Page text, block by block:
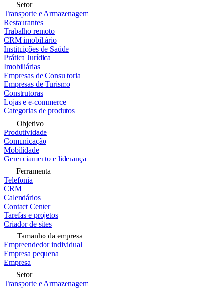
Setor
Transporte e Armazenagem
Restaurantes
Trabalho remoto
CRM imobiliário
Instituições de Saúde
Prática Jurídica
Imobiliárias
Empresas de Consultoria
Empresas de Turismo
Construtoras
Lojas e e-commerce
Categorias de produtos
Objetivo
Produtividade
Comunicação
Mobilidade
Gerenciamento e liderança
Ferramenta
Telefonia
CRM
Calendários
Contact Center
Tarefas e projetos
Criador de sites
Tamanho da empresa
Empreendedor individual
Empresa pequena
Empresa
Setor
Transporte e Armazenagem